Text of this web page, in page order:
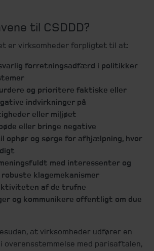
til CSDDD?
er virksomheder forpligtet til at:
forretningsadfærd i politikker
og prioritere faktiske eller
indvirkninger på
eller miljøet
eller bringe negative
ophør og sørge for afhjælpning, hvor
med interessenter og
klagemekanismer
af de trufne
og kommunikere offentligt om due
at virksomheder udfører en
overensstemmelse med parisaftalen,